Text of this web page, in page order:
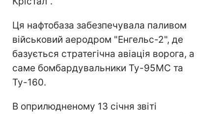
Ця нафтобаза забезпечувала паливом
військовий аеродром "Енгельс-2", де
базується стратегічна авіація ворога, а
саме бомбардувальники Ту-95МС та
Ту-160.
В оприлюдненому 13 січня звіті